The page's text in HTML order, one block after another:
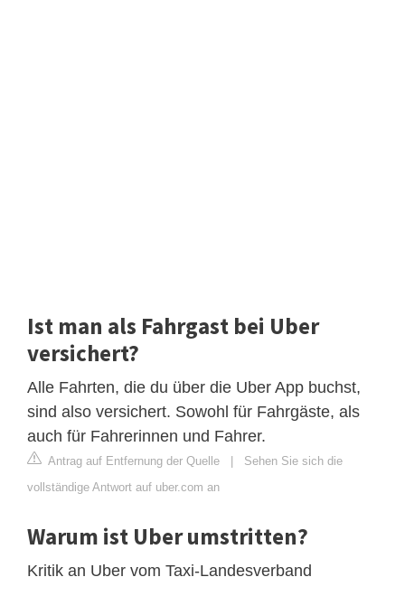
Ist man als Fahrgast bei Uber
versichert?
Alle Fahrten, die du über die Uber App buchst,
sind also versichert. Sowohl für Fahrgäste, als
auch für Fahrerinnen und Fahrer.
Antrag auf Entfernung der Quelle | Sehen Sie sich die
vollständige Antwort auf uber.com an
Warum ist Uber umstritten?
Kritik an Uber vom Taxi-Landesverband